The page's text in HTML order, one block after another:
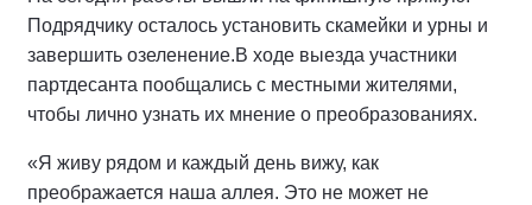
Подрядчику осталось установить скамейки и урны и
завершить озеленение.В ходе выезда участники
партдесанта пообщались с местными жителями,
чтобы лично узнать их мнение о преобразованиях.
«Я живу рядом и каждый день вижу, как
преображается наша аллея. Это не может не